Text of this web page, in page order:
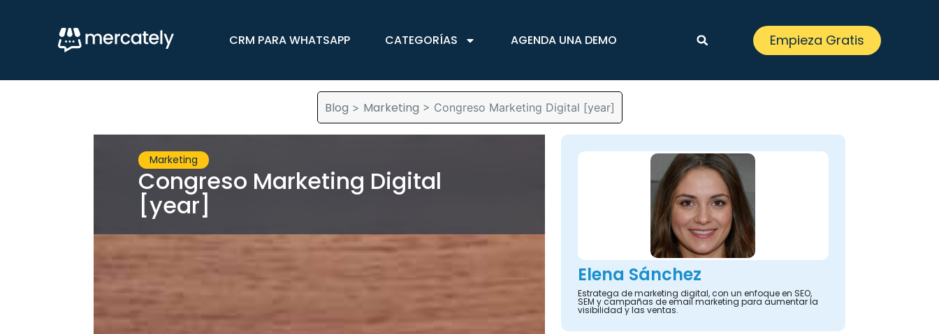
CRM PARA WHATSAPP CATEGORÍAS AGENDA UNA DEMO Empieza Gratis
Blog > Marketing > Congreso Marketing Digital [year]
Marketing
Congreso Marketing Digital
[year]
Elena Sánchez
Estratega de marketing digital, con un enfoque en SEO,
SEM y campañas de email marketing para aumentar la
visibilidad y las ventas.